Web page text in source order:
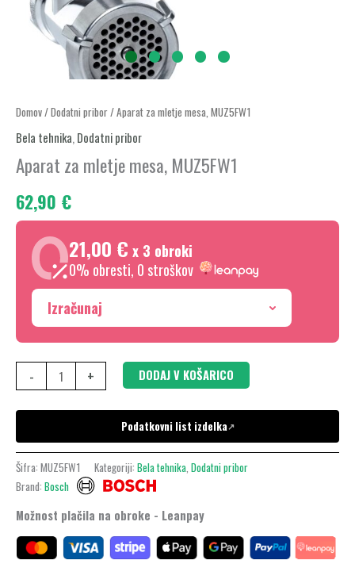
Domov/Dodatni pribor/ Aparat za mletje mesa, MUZ5FW1
Bela tehnika, Dodatni pribor
Aparat za mletje mesa, MUZ5FW1
62,90 €
21,00 € x 3 obroki
0% obresti, 0 stroškov
Izračunaj
-
Aparat
za
mletje
mesa,
MUZ5FW1
količina
+ DODAJ V KOŠARICO
Podatkovni list izdelka↗
Šifra: MUZ5FW1 Kategoriji: Bela tehnika, Dodatni pribor
Brand: Bosch
Možnost plačila na obroke - Leanpay